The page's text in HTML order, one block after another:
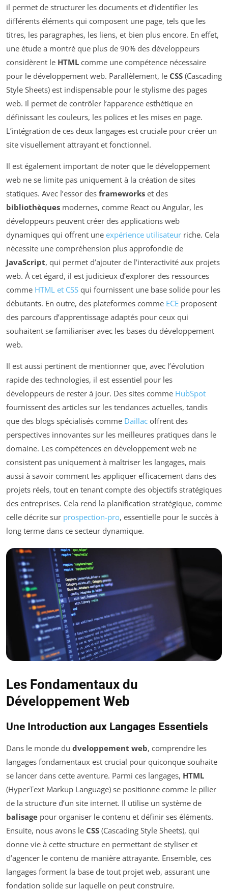
il permet de structurer les documents et d’identifier les
différents éléments qui composent une page, tels que les
titres, les paragraphes, les liens, et bien plus encore. En effet,
une étude a montré que plus de 90% des développeurs
considèrent le HTML comme une compétence nécessaire
pour le développement web. Parallèlement, le CSS (Cascading
Style Sheets) est indispensable pour le stylisme des pages
web. Il permet de contrôler l’apparence esthétique en
définissant les couleurs, les polices et les mises en page.
L’intégration de ces deux langages est cruciale pour créer un
site visuellement attrayant et fonctionnel.
Il est également important de noter que le développement
web ne se limite pas uniquement à la création de sites
statiques. Avec l’essor des frameworks et des
bibliothèques modernes, comme React ou Angular, les
développeurs peuvent créer des applications web
dynamiques qui offrent une expérience utilisateur riche. Cela
nécessite une compréhension plus approfondie de
JavaScript, qui permet d’ajouter de l’interactivité aux projets
web. À cet égard, il est judicieux d’explorer des ressources
comme HTML et CSS qui fournissent une base solide pour les
débutants. En outre, des plateformes comme ECE proposent
des parcours d’apprentissage adaptés pour ceux qui
souhaitent se familiariser avec les bases du développement
web.
Il est aussi pertinent de mentionner que, avec l’évolution
rapide des technologies, il est essentiel pour les
développeurs de rester à jour. Des sites comme HubSpot
fournissent des articles sur les tendances actuelles, tandis
que des blogs spécialisés comme Daillac offrent des
perspectives innovantes sur les meilleures pratiques dans le
domaine. Les compétences en développement web ne
consistent pas uniquement à maîtriser les langages, mais
aussi à savoir comment les appliquer efficacement dans des
projets réels, tout en tenant compte des objectifs stratégiques
des entreprises. Cela rend la planification stratégique, comme
celle décrite sur prospection-pro, essentielle pour le succès à
long terme dans ce secteur dynamique.
Les Fondamentaux du
Développement Web
Une Introduction aux Langages Essentiels
Dans le monde du dveloppement web, comprendre les
langages fondamentaux est crucial pour quiconque souhaite
se lancer dans cette aventure. Parmi ces langages, HTML
(HyperText Markup Language) se positionne comme le pilier
de la structure d’un site internet. Il utilise un système de
balisage pour organiser le contenu et définir ses éléments.
Ensuite, nous avons le CSS (Cascading Style Sheets), qui
donne vie à cette structure en permettant de styliser et
d’agencer le contenu de manière attrayante. Ensemble, ces
langages forment la base de tout projet web, assurant une
fondation solide sur laquelle on peut construire.